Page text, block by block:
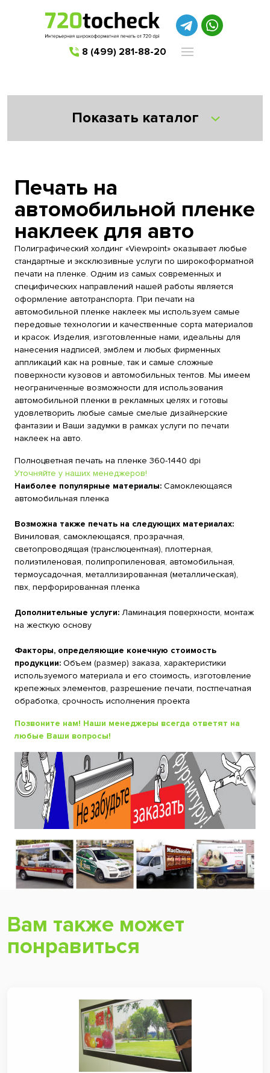
8 (499) 281-88-20
Показать каталог
Печать на
автомобильной пленке
наклеек для авто
Полиграфический холдинг «Viewpoint» оказывает любые
стандартные и эксклюзивные услуги по широкоформатной
печати на пленке. Одним из самых современных и
специфических направлений нашей работы является
оформление автотранспорта. При печати на
автомобильной пленке наклеек мы используем самые
передовые технологии и качественные сорта материалов
и красок. Изделия, изготовленные нами, идеальны для
нанесения надписей, эмблем и любых фирменных
аппликаций как на ровные, так и самые сложные
поверхности кузовов и автомобильных тентов. Мы имеем
неограниченные возможности для использования
автомобильной пленки в рекламных целях и готовы
удовлетворить любые самые смелые дизайнерские
фантазии и Ваши задумки в рамках услуги по печати
наклеек на авто.
Полноцветная печать на пленке 360-1440 dpi
Уточняйте у наших менеджеров!
Наиболее популярные материалы: Самоклеющаяся
автомобильная пленка
Возможна также печать на следующих материалах:
Виниловая, самоклеющаяся, прозрачная,
светопроводящая (транслюцентная), плоттерная,
полиэтиленовая, полипропиленовая, автомобильная,
термоусадочная, металлизированная (металлическая),
пвх, перфорированная пленка
Дополнительные услуги: Ламинация поверхности, монтаж
на жесткую основу
Факторы, определяющие конечную стоимость
продукции: Объем (размер) заказа, характеристики
используемого материала и его стоимость, изготовление
крепежных элементов, разрешение печати, постпечатная
обработка, срочность исполнения проекта
Позвоните нам! Наши менеджеры всегда ответят на
любые Ваши вопросы!
Вам также может
понравиться